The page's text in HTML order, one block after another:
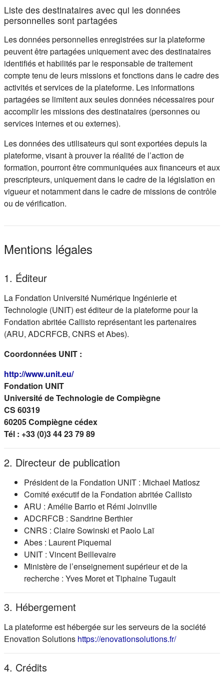
Liste des destinataires avec qui les données
personnelles sont partagées
Les données personnelles enregistrées sur la plateforme
peuvent être partagées uniquement avec des destinataires
identifiés et habilités par le responsable de traitement
compte tenu de leurs missions et fonctions dans le cadre des
activités et services de la plateforme. Les informations
partagées se limitent aux seules données nécessaires pour
accomplir les missions des destinataires (personnes ou
services internes et ou externes).
Les données des utilisateurs qui sont exportées depuis la
plateforme, visant à prouver la réalité de l’action de
formation, pourront être communiquées aux financeurs et aux
prescripteurs, uniquement dans le cadre de la législation en
vigueur et notamment dans le cadre de missions de contrôle
ou de vérification.
Mentions légales
1. Éditeur
La Fondation Université Numérique Ingénierie et
Technologie (UNIT) est éditeur de la plateforme pour la
Fondation abritée Callisto représentant les partenaires
(ARU, ADCRFCB, CNRS et Abes).
Coordonnées UNIT :
http://www.unit.eu/(s'ouvre dans un nouvel onglet)
Fondation UNIT
Université de Technologie de Compiègne
CS 60319
60205 Compiègne cédex
Tél : +33 (0)3 44 23 79 89
2. Directeur de publication
Président de la Fondation UNIT : Michael Matlosz
Comité exécutif de la Fondation abritée Callisto
ARU : Amélie Barrio et Rémi Joinville
ADCRFCB : Sandrine Berthier
CNRS : Claire Sowinski et Paolo Laï
Abes : Laurent Piquemal
UNIT : Vincent Beillevaire
Ministère de l’enseignement supérieur et de la
recherche : Yves Moret et Tiphaine Tugault
3. Hébergement
La plateforme est hébergée sur les serveurs de la société
Enovation Solutions https://enovationsolutions.fr/(s'ouvre
4. Crédits